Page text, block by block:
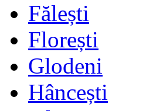
Fălești
Florești
Glodeni
Hâncești